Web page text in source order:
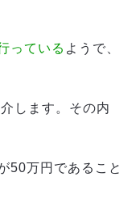
っている ようで、
します。その内
50万円であること